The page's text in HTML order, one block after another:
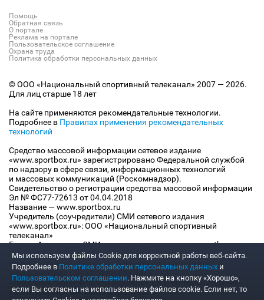
Помощь
Обратная связь
О портале
Реклама на портале
Пользовательское соглашение
Охрана труда
Политика обработки персональных данных
© ООО «Национальный спортивный телеканал» 2007 — 2026.
Для лиц старше 18 лет
На сайте применяются рекомендательные технологии.
Подробнее в Правилах применения рекомендательных
технологий
Средство массовой информации сетевое издание
«www.sportbox.ru» зарегистрировано Федеральной службой
по надзору в сфере связи, информационных технологий
и массовых коммуникаций (Роскомнадзор).
Свидетельство о регистрации средства массовой информации
Эл № ФС77-72613 от 04.04.2018
Название — www.sportbox.ru
Учредитель (соучредители) СМИ сетевого издания
«www.sportbox.ru»: ООО «Национальный спортивный
телеканал»
Главный редактор СМИ сетевого издания «www.sportbox.ru»:
Конов В.А.
Номер телефона редакции СМИ сетевого издания
«www.sportbox.ru»: +7 (495) 653 8419
Адрес электронной почты редакции СМИ сетевого издания
«www.sportbox.ru»: editor@sportbox.ru
Мы используем файлы Сookie для корректной работы веб-сайта.
Подробнее в Политике обработки персональных данных и
Пользовательском соглашении. Нажмите на кнопку «Хорошо»,
если Вы согласны на использование файлов cookie. Если нет, то